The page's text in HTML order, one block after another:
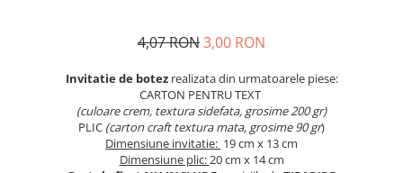
4,07 RON3,00 RON
Invitatie de botezrealizata din urmatoarele piese:
CARTON PENTRU TEXT
(culoare crem, textura sidefata, grosime 200 gr)
PLIC (carton craft textura mata, grosime 90 gr)
Dimensiune invitatie: 19 cm x 13 cm
Dimensiune plic:20 cm x 14 cm